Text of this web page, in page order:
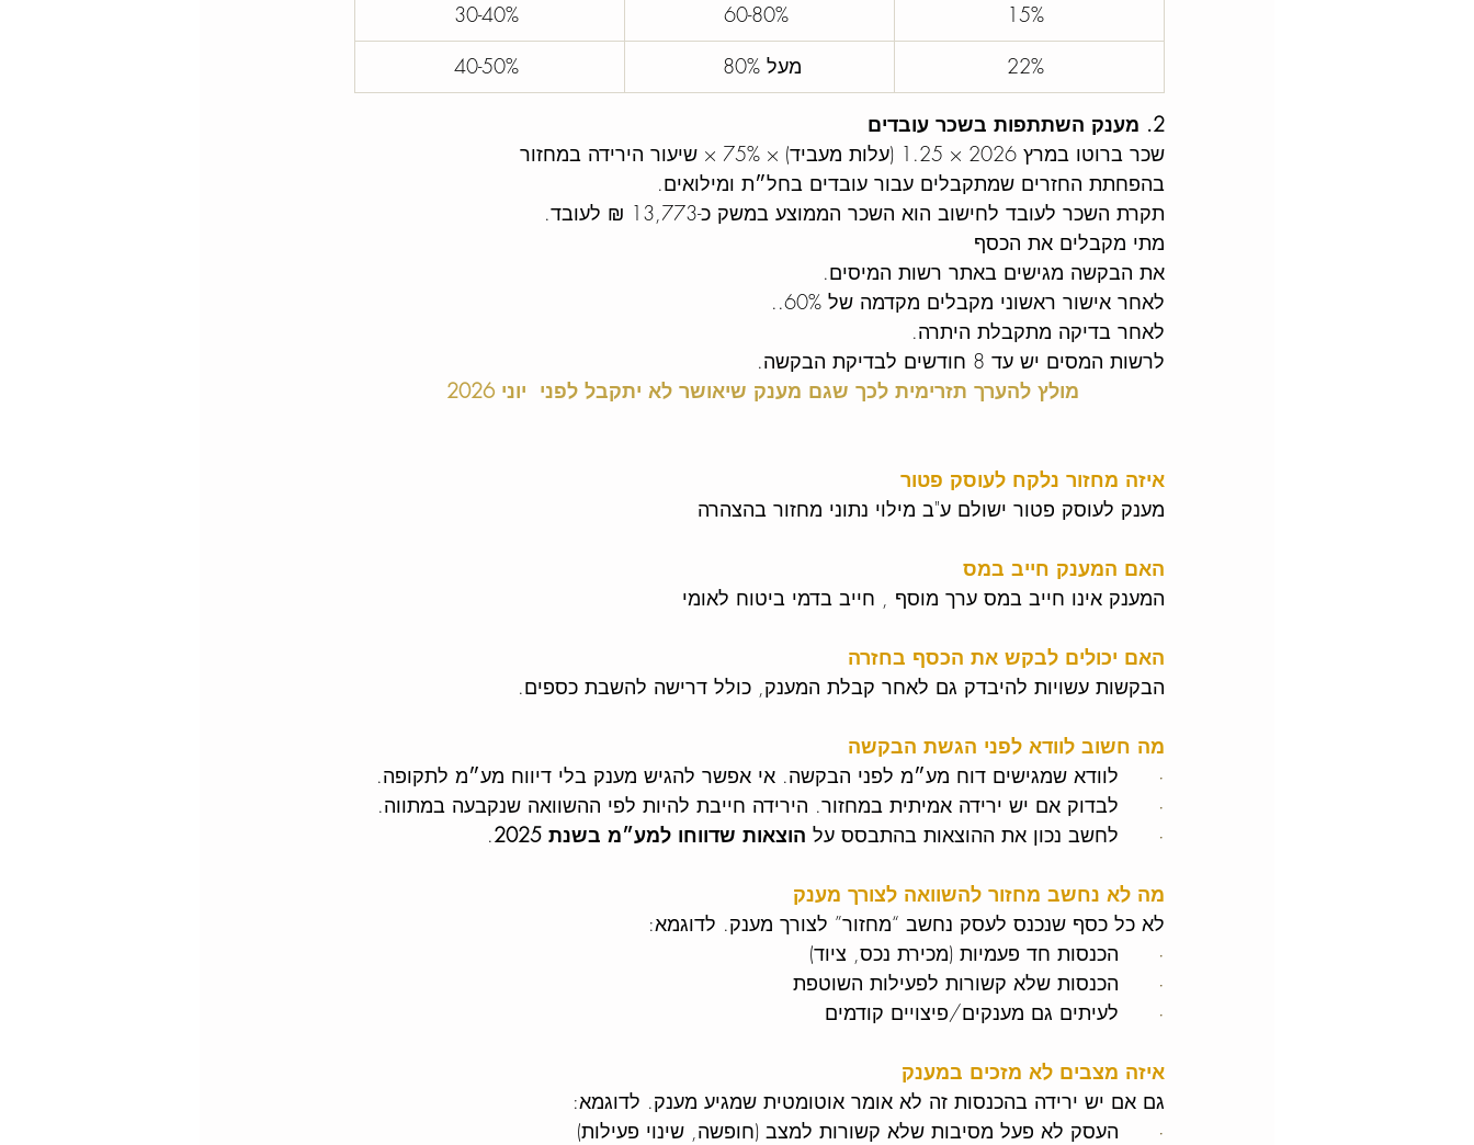
15%
60-80%
30-40%
22%
מעל 80% 40-50%
2. מענק השתתפות בשכר עובדים
שכר ברוטו במרץ 2026 × 1.25 (עלות מעביד) × 75% × שיעור הירידה במחזור
בהפחתת החזרים שמתקבלים עבור עובדים בחל״ת ומילואים.
תקרת השכר לעובד לחישוב הוא השכר הממוצע במשק כ-13,773 ₪ לעובד.
מתי מקבלים את הכסף
את הבקשה מגישים באתר רשות המיסים.
לאחר אישור ראשוני מקבלים מקדמה של 60%..
לאחר בדיקה מתקבלת היתרה.
לרשות המסים יש עד 8 חודשים לבדיקת הבקשה.
מולץ להערך תזרימית לכך שגם מענק שיאושר לא יתקבל לפני  יוני 2026
איזה מחזור נלקח לעוסק פטור
מענק לעוסק פטור ישולם ע"ב מילוי נתוני מחזור בהצהרה
האם המענק חייב במס
המענק אינו חייב במס ערך מוסף , חייב בדמי ביטוח לאומי
האם יכולים לבקש את הכסף בחזרה
הבקשות עשויות להיבדק גם לאחר קבלת המענק, כולל דרישה להשבת כספים.
מה חשוב לוודא לפני הגשת הבקשה
· לוודא שמגישים דוח מע״מ לפני הבקשה. אי אפשר להגיש מענק בלי דיווח מע״מ לתקופה.
· לבדוק אם יש ירידה אמיתית במחזור. הירידה חייבת להיות לפי ההשוואה שנקבעה במתווה.
· לחשב נכון את ההוצאות בהתבסס על הוצאות שדווחו למע״מ בשנת 2025 .
מה לא נחשב מחזור להשוואה לצורך מענק
לא כל כסף שנכנס לעסק נחשב “מחזור” לצורך מענק. לדוגמא:
· הכנסות חד פעמיות (מכירת נכס, ציוד)
· הכנסות שלא קשורות לפעילות השוטפת
· לעיתים גם מענקים/פיצויים קודמים
איזה מצבים לא מזכים במענק
גם אם יש ירידה בהכנסות זה לא אומר אוטומטית שמגיע מענק. לדוגמא:
· העסק לא פעל מסיבות שלא קשורות למצב (חופשה, שינוי פעילות)